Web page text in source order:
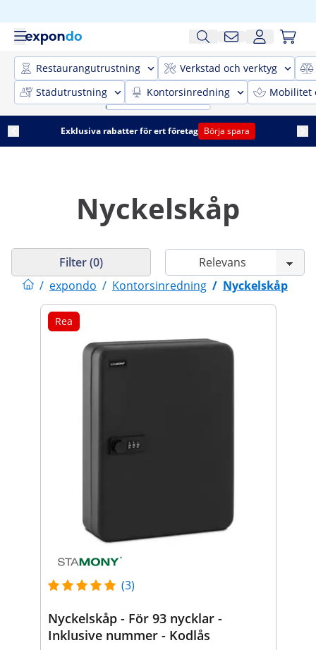
Restaurangutrustning
Verkstad och verktyg
Städutrustning
Kontorsinredning Mobilitet
Exklusiva rabatter för ert företag Börja spara
Nyckelskåp
/ expondo / Kontorsinredning / Nyckelskåp
Filter (0)
Rea
(3)
Nyckelskåp - För 93 nycklar -
Inklusive nummer - Kodlås